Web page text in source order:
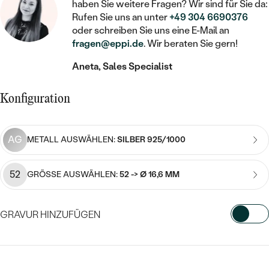
MIT FÜLLUNG
IM SET
GÜNSTIG
LUXURIÖSE
LAB GROWN DIAMANTEN ZUM
EINFASSEN
FARBIGE DIAMANTEN ZUM EINFASSEN
NACH EDELSTEIN
MIT DIAMANT
MIT LAB GROWN DIAMANT
MIT MOISSANIT
MIT FARBIGEN DIAMANTEN
SCHMUCK FÜR KINDER
BROSCHEN
GOLD
SILBER
KINDER
PIERCINGS
MIT DIAMANT
MIT EDELSTEIN
PERLENOHRRINGE
MEDAILLON
MIT TIEREN
NACH EDELSTEIN
MIT DIAMANT
SIEGELRINGE
PERSONALISIERT
NACH EDELSTEIN
MIT DIAMANT
MIT EDELSTEIN
PERLENRINGE
NACH PREIS
PREISWERTE
haben Sie weitere Fragen? Wir sind für Sie da:
Rufen Sie uns an unter+49 304 6690376
oder schreiben Sie uns eine E-Mail an
fragen@eppi.de. Wir beraten Sie gern!
Aneta, Sales Specialist
Konfiguration
AG METALL AUSWÄHLEN:SILBER 925/1000
52 GRÖSSE AUSWÄHLEN:52 -> Ø 16,6 MM
GRAVUR HINZUFÜGEN